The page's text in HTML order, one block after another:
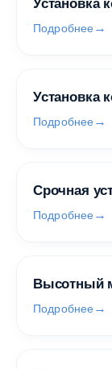
Установка
Подробнее
Установка
Подробнее
Срочная
Подробнее
Высотный
Подробнее